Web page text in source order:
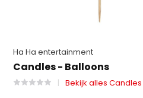
Ha Ha entertainment
Candles - Balloons
Bekijk alles Candles